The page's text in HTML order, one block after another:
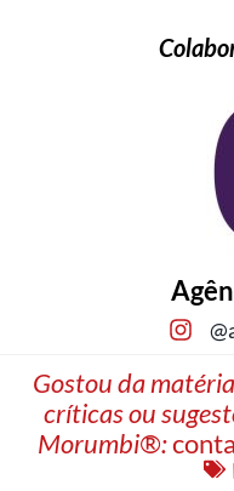
Gostou da
críticas ou
Morumbi®: